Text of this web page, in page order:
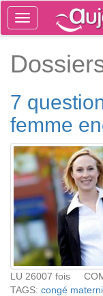
Toggle
navigation
7
femme
LU 26007 fois
TAGS: congé